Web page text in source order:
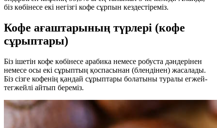
біз көбінесе екі негізгі кофе сұрпын кездестіреміз.
Кофе ағаштарының түрлері (кофе
сұрыптары)
Біз ішетін кофе көбінесе арабика немесе робуста дәндерінен
немесе осы екі сұрыптың қоспасынан (блендінен) жасалады.
Біз сізге кофенің қандай сұрыптары болатыны туралы егжей-
тегжейлі айтып береміз.